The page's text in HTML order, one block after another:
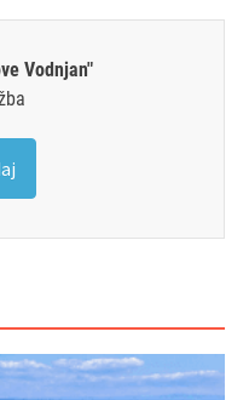
Vodnjan"